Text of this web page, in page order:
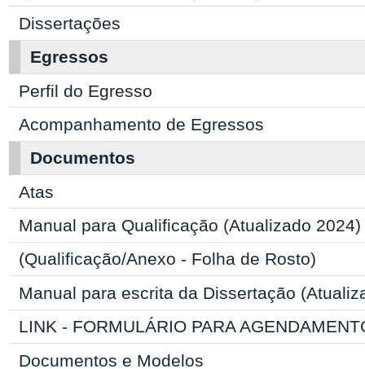
Dissertações
Egressos
Perfil do Egresso
Acompanhamento de Egressos
Documentos
Atas
Manual para Qualificação (Atualizado 2024)
(Qualificação/Anexo - Folha de Rosto)
Manual para escrita da Dissertação
LINK - FORMULÁRIO PARA
Documentos e Modelos